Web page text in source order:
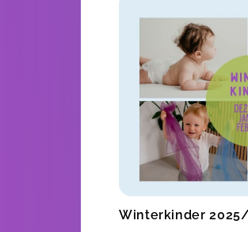
Winterkinder